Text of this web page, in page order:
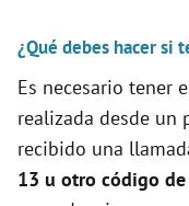
¿Qué debes hacer si
Es necesario tener
realizada desde un
recibido una
13 u otro código de